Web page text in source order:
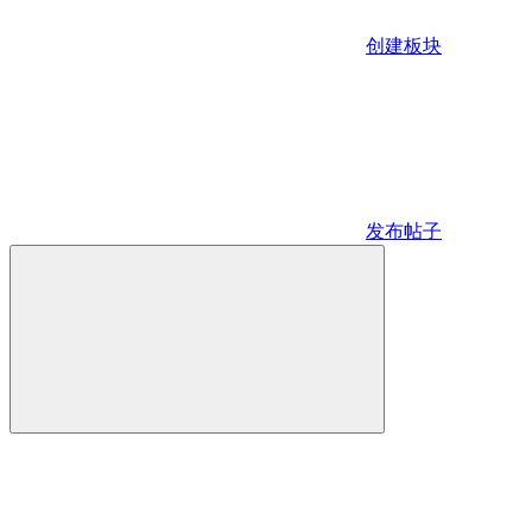
创建板块
发布帖子